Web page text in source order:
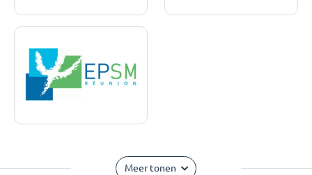
Meer tonen